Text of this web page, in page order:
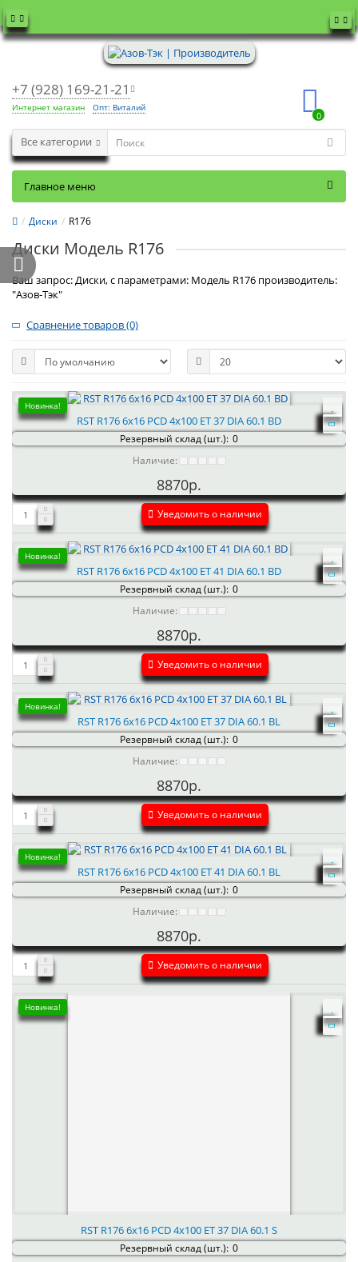
+7 (928) 169-21-21
Интернет магазин Опт: Виталий
0
Все категории
Главное меню
Диски R176
Диски Модель R176
Ваш запрос: Диски, с параметрами: Модель R176 производитель:
"Азов-Тэк"
Сравнение товаров (0)
Новинка!
RST R176 6x16 PCD 4x100 ET 37 DIA 60.1 BD
Резервный склад (шт.): 0
Наличие:
8870р.
Уведомить о наличии
Новинка!
RST R176 6x16 PCD 4x100 ET 41 DIA 60.1 BD
Резервный склад (шт.): 0
Наличие:
8870р.
Уведомить о наличии
Новинка!
RST R176 6x16 PCD 4x100 ET 37 DIA 60.1 BL
Резервный склад (шт.): 0
Наличие:
8870р.
Уведомить о наличии
Новинка!
RST R176 6x16 PCD 4x100 ET 41 DIA 60.1 BL
Резервный склад (шт.): 0
Наличие:
8870р.
Уведомить о наличии
Новинка!
RST R176 6x16 PCD 4x100 ET 37 DIA 60.1 S
Резервный склад (шт.): 0